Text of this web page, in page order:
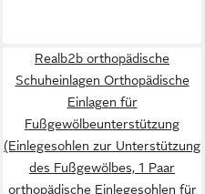
Realb2b orthopädische
Schuheinlagen Orthopädische
Einlagen für
Fußgewölbeunterstützung
(Einlegesohlen zur Unterstützung
des Fußgewölbes, 1 Paar
orthopädische Einlegesohlen für